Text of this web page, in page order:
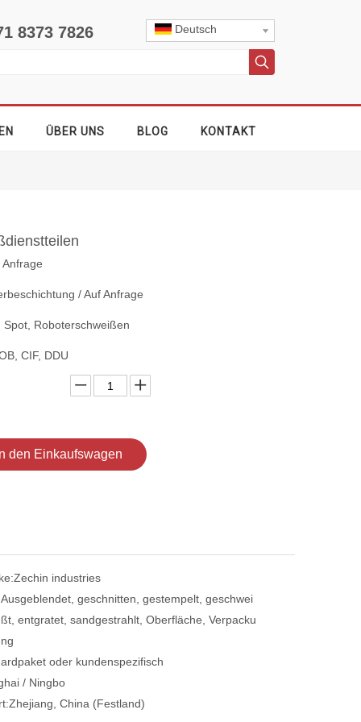
8373 7826 Deutsch
ÜBER UNS BLOG KONTAKT
/ Auf Anfrage
Roboterschweißen
CIF, DDU
In den Einkaufswagen
Zechin industries
Ausgeblendet, geschnitten, gestempelt, geschwei
ßt, entgratet, sandgestrahlt, Oberfläche, Verpacku
ng
oder kundenspezifisch
/ Ningbo
Zhejiang, China (Festland)